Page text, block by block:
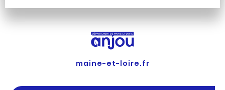
maine-et-loire.fr